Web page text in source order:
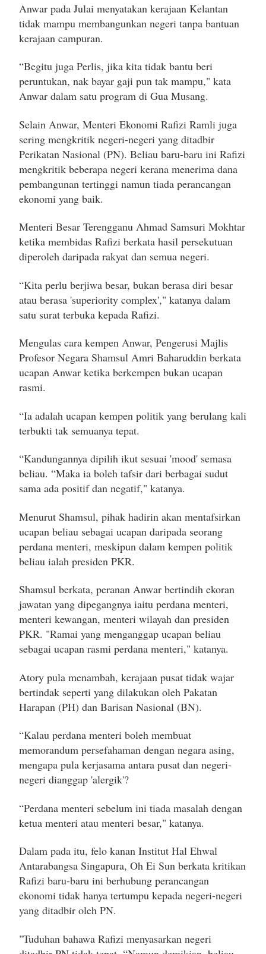
Anwar pada Julai menyatakan kerajaan Kelantan
tidak mampu membangunkan negeri tanpa bantuan
kerajaan campuran.
“Begitu juga Perlis, jika kita tidak bantu beri
peruntukan, nak bayar gaji pun tak mampu," kata
Anwar dalam satu program di Gua Musang.
Selain Anwar, Menteri Ekonomi Rafizi Ramli juga
sering mengkritik negeri-negeri yang ditadbir
Perikatan Nasional (PN). Beliau baru-baru ini Rafizi
mengkritik beberapa negeri kerana menerima dana
pembangunan tertinggi namun tiada perancangan
ekonomi yang baik.
Menteri Besar Terengganu Ahmad Samsuri Mokhtar
ketika membidas Rafizi berkata hasil persekutuan
diperoleh daripada rakyat dan semua negeri.
“Kita perlu berjiwa besar, bukan berasa diri besar
atau berasa 'superiority complex'," katanya dalam
satu surat terbuka kepada Rafizi.
Mengulas cara kempen Anwar, Pengerusi Majlis
Profesor Negara Shamsul Amri Baharuddin berkata
ucapan Anwar ketika berkempen bukan ucapan
rasmi.
“Ia adalah ucapan kempen politik yang berulang kali
terbukti tak semuanya tepat.
“Kandungannya dipilih ikut sesuai 'mood' semasa
beliau. “Maka ia boleh tafsir dari berbagai sudut
sama ada positif dan negatif," katanya.
Menurut Shamsul, pihak hadirin akan mentafsirkan
ucapan beliau sebagai ucapan daripada seorang
perdana menteri, meskipun dalam kempen politik
beliau ialah presiden PKR.
Shamsul berkata, peranan Anwar bertindih ekoran
jawatan yang dipegangnya iaitu perdana menteri,
menteri kewangan, menteri wilayah dan presiden
PKR. "Ramai yang menganggap ucapan beliau
sebagai ucapan rasmi perdana menteri," katanya.
Atory pula menambah, kerajaan pusat tidak wajar
bertindak seperti yang dilakukan oleh Pakatan
Harapan (PH) dan Barisan Nasional (BN).
“Kalau perdana menteri boleh membuat
memorandum persefahaman dengan negara asing,
mengapa pula kerjasama antara pusat dan negeri-
negeri dianggap 'alergik'?
“Perdana menteri sebelum ini tiada masalah dengan
ketua menteri atau menteri besar," katanya.
Dalam pada itu, felo kanan Institut Hal Ehwal
Antarabangsa Singapura, Oh Ei Sun berkata kritikan
Rafizi baru-baru ini berhubung perancangan
ekonomi tidak hanya tertumpu kepada negeri-negeri
yang ditadbir oleh PN.
"Tuduhan bahawa Rafizi menyasarkan negeri